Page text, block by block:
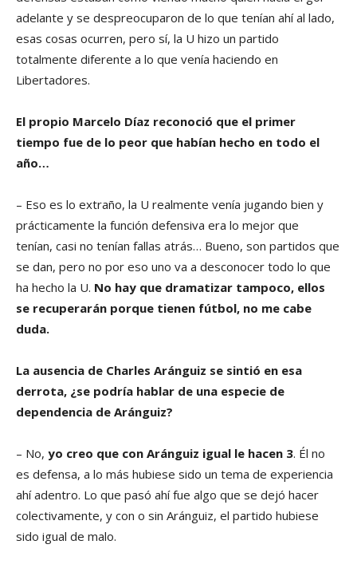
adelante y se despreocuparon de lo que tenían ahí al lado,
esas cosas ocurren, pero sí, la U hizo un partido
totalmente diferente a lo que venía haciendo en
Libertadores.
El propio Marcelo Díaz reconoció que el primer
tiempo fue de lo peor que habían hecho en todo el
año…
– Eso es lo extraño, la U realmente venía jugando bien y
prácticamente la función defensiva era lo mejor que
tenían, casi no tenían fallas atrás… Bueno, son partidos que
se dan, pero no por eso uno va a desconocer todo lo que
ha hecho la U. No hay que dramatizar tampoco, ellos
se recuperarán porque tienen fútbol, no me cabe
duda.
La ausencia de Charles Aránguiz se sintió en esa
derrota, ¿se podría hablar de una especie de
dependencia de Aránguiz?
– No, yo creo que con Aránguiz igual le hacen 3. Él no
es defensa, a lo más hubiese sido un tema de experiencia
ahí adentro. Lo que pasó ahí fue algo que se dejó hacer
colectivamente, y con o sin Aránguiz, el partido hubiese
sido igual de malo.